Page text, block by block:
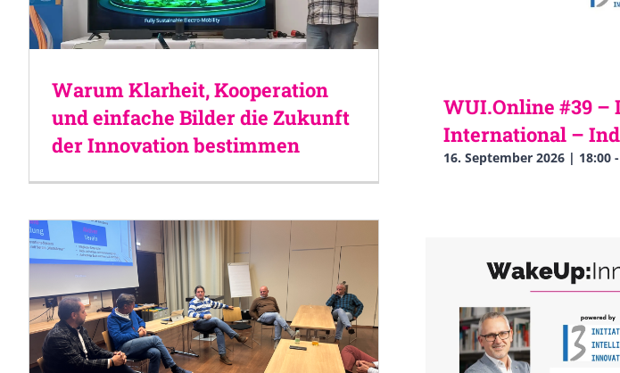
Warum Klarheit, Kooperation
und einfache Bilder die Zukunft
der Innovation bestimmen
WUI.Online #39 –
International –
16. September 2026 | 18:00-